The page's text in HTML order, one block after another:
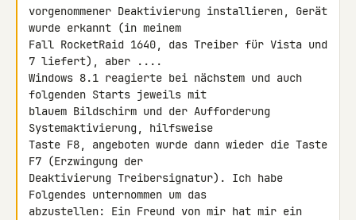
vorgenommener Deaktivierung installieren, Gerät
wurde erkannt (in meinem
Fall RocketRaid 1640, das Treiber für Vista und
7 liefert), aber ....
Windows 8.1 reagierte bei nächstem und auch
folgenden Starts jeweils mit
blauem Bildschirm und der Aufforderung
Systemaktivierung, hilfsweise
Taste F8, angeboten wurde dann wieder die Taste
F7 (Erzwingung der
Deaktivierung Treibersignatur). Ich habe
Folgendes unternommen um das
abzustellen: Ein Freund von mir hat mir ein